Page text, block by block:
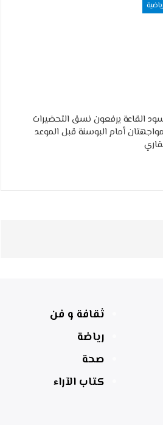
رياضية
القاعة يرفعون نسق التحضيرات
أمام البوسنة قبل الموعد
ثقافة و فن
رياضة
صحة
كتاب الآراء